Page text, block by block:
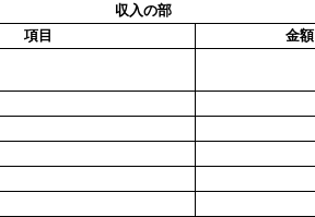
収入の部
項目
金額